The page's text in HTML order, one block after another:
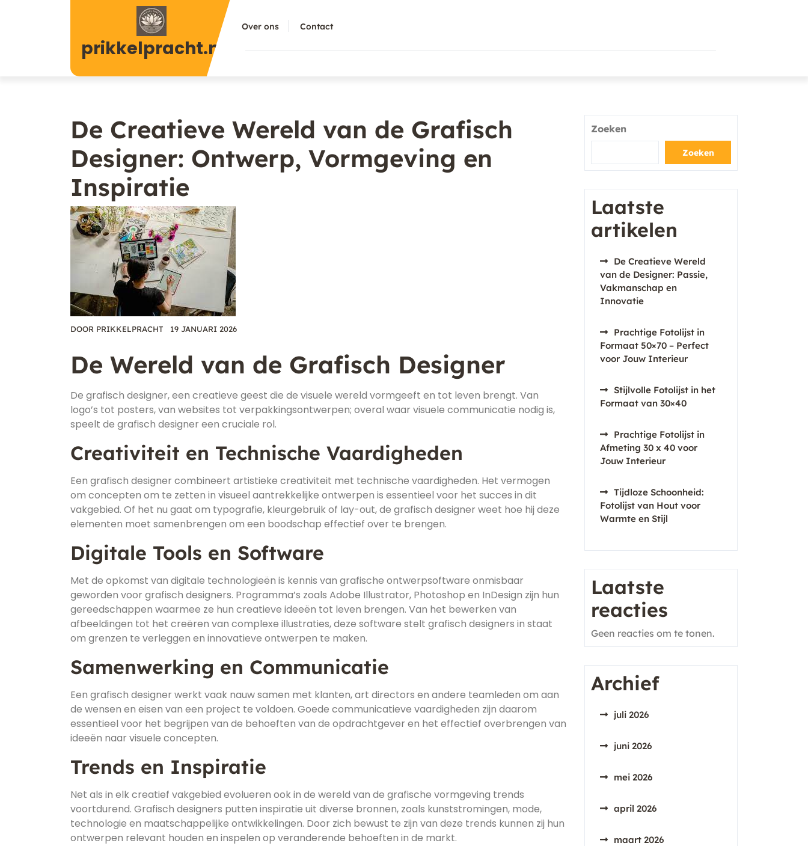
prikkelpracht.nl
Over ons Contact
De Creatieve Wereld van de Grafisch
Designer: Ontwerp, Vormgeving en
Inspiratie
DOOR PRIKKELPRACHT 19 JANUARI 2026
De Wereld van de Grafisch Designer
De grafisch designer, een creatieve geest die de visuele wereld vormgeeft en tot leven brengt. Van
logo’s tot posters, van websites tot verpakkingsontwerpen; overal waar visuele communicatie nodig is,
speelt de grafisch designer een cruciale rol.
Creativiteit en Technische Vaardigheden
Een grafisch designer combineert artistieke creativiteit met technische vaardigheden. Het vermogen
om concepten om te zetten in visueel aantrekkelijke ontwerpen is essentieel voor het succes in dit
vakgebied. Of het nu gaat om typografie, kleurgebruik of lay-out, de grafisch designer weet hoe hij deze
elementen moet samenbrengen om een boodschap effectief over te brengen.
Digitale Tools en Software
Met de opkomst van digitale technologieën is kennis van grafische ontwerpsoftware onmisbaar
geworden voor grafisch designers. Programma’s zoals Adobe Illustrator, Photoshop en InDesign zijn hun
gereedschappen waarmee ze hun creatieve ideeën tot leven brengen. Van het bewerken van
afbeeldingen tot het creëren van complexe illustraties, deze software stelt grafisch designers in staat
om grenzen te verleggen en innovatieve ontwerpen te maken.
Samenwerking en Communicatie
Een grafisch designer werkt vaak nauw samen met klanten, art directors en andere teamleden om aan
de wensen en eisen van een project te voldoen. Goede communicatieve vaardigheden zijn daarom
essentieel voor het begrijpen van de behoeften van de opdrachtgever en het effectief overbrengen van
ideeën naar visuele concepten.
Trends en Inspiratie
Net als in elk creatief vakgebied evolueren ook in de wereld van de grafische vormgeving trends
voortdurend. Grafisch designers putten inspiratie uit diverse bronnen, zoals kunststromingen, mode,
technologie en maatschappelijke ontwikkelingen. Door zich bewust te zijn van deze trends kunnen zij hun
ontwerpen relevant houden en inspelen op veranderende behoeften in de markt.
Zoeken
Zoeken
Laatste
artikelen
De Creatieve Wereld
van de Designer: Passie,
Vakmanschap en
Innovatie
Prachtige Fotolijst in
Formaat 50×70 – Perfect
voor Jouw Interieur
Stijlvolle Fotolijst in het
Formaat van 30×40
Prachtige Fotolijst in
Afmeting 30 x 40 voor
Jouw Interieur
Tijdloze Schoonheid:
Fotolijst van Hout voor
Warmte en Stijl
Laatste
reacties
Geen reacties om te tonen.
Archief
juli 2026
juni 2026
mei 2026
april 2026
maart 2026